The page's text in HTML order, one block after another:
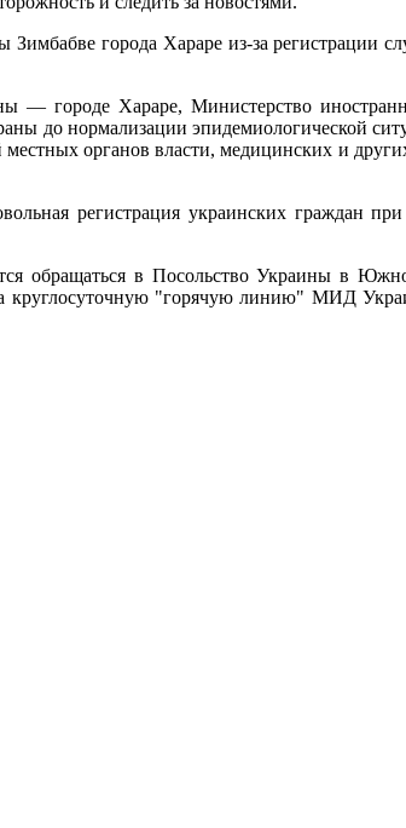
города Хараре из-за регистрации
— городе Хараре, Министерство
до нормализации эпидемиологической
органов власти, медицинских и
регистрация украинских граждан
обращаться в Посольство Украины в
круглосуточную "горячую линию" МИД